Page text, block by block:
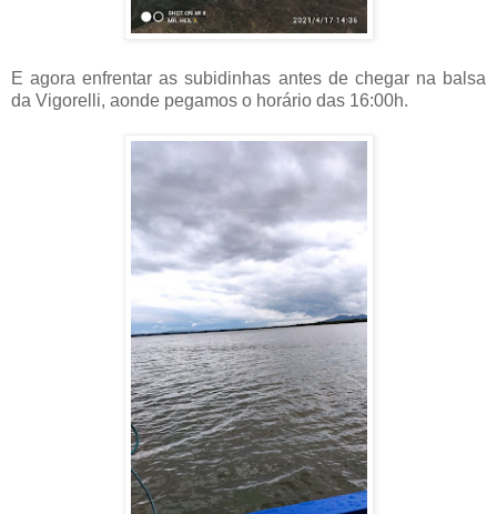
E agora enfrentar as subidinhas antes de chegar na balsa
da Vigorelli, aonde pegamos o horário das 16:00h.